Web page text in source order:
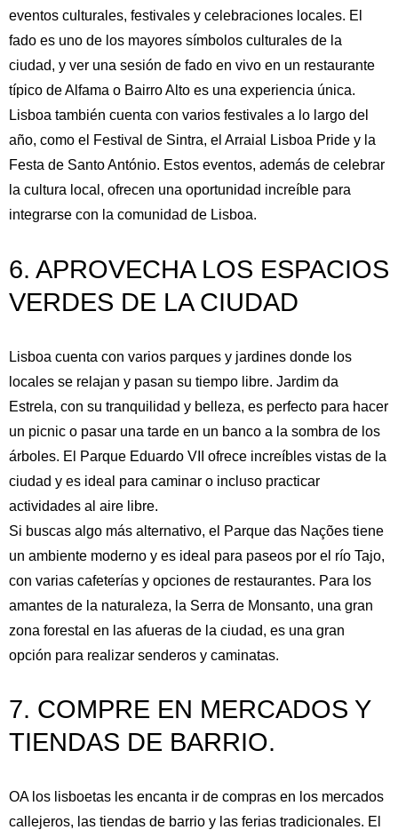
eventos culturales, festivales y celebraciones locales. El
fado es uno de los mayores símbolos culturales de la
ciudad, y ver una sesión de fado en vivo en un restaurante
típico de Alfama o Bairro Alto es una experiencia única.
Lisboa también cuenta con varios festivales a lo largo del
año, como el Festival de Sintra, el Arraial Lisboa Pride y la
Festa de Santo António. Estos eventos, además de celebrar
la cultura local, ofrecen una oportunidad increíble para
integrarse con la comunidad de Lisboa.
6. APROVECHA LOS ESPACIOS
VERDES DE LA CIUDAD
Lisboa cuenta con varios parques y jardines donde los
locales se relajan y pasan su tiempo libre. Jardim da
Estrela, con su tranquilidad y belleza, es perfecto para hacer
un picnic o pasar una tarde en un banco a la sombra de los
árboles. El Parque Eduardo VII ofrece increíbles vistas de la
ciudad y es ideal para caminar o incluso practicar
actividades al aire libre.
Si buscas algo más alternativo, el Parque das Nações tiene
un ambiente moderno y es ideal para paseos por el río Tajo,
con varias cafeterías y opciones de restaurantes. Para los
amantes de la naturaleza, la Serra de Monsanto, una gran
zona forestal en las afueras de la ciudad, es una gran
opción para realizar senderos y caminatas.
7. COMPRE EN MERCADOS Y
TIENDAS DE BARRIO.
OA los lisboetas les encanta ir de compras en los mercados
callejeros, las tiendas de barrio y las ferias tradicionales. El